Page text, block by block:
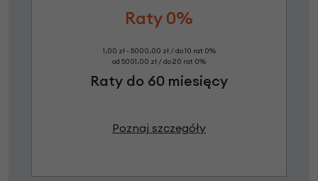
Raty 0%
1,00 zł - 5000,00 zł / do 10 rat 0%
od 5001,00 zł / do 20 rat 0%
Raty do 60 miesięcy
Poznaj szczegóły